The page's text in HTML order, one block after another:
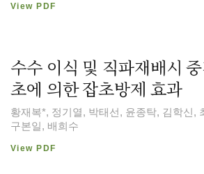
View PDF
수수 이식 및 직파재배시
초에 의한 잡초방제 효과
황재복*, 정기열, 박태선, 윤종탁, 김학신,
구본일, 배희수
View PDF